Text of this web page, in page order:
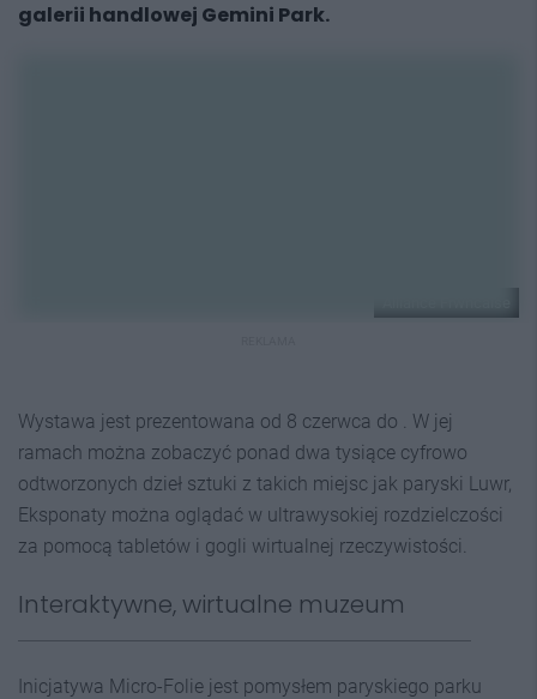
galerii handlowej Gemini Park.
Wystawa jest prezentowana od 8 czerwca do . W jej
ramach można zobaczyć ponad dwa tysiące cyfrowo
odtworzonych dzieł sztuki z takich miejsc jak paryski Luwr,
Eksponaty można oglądać w ultrawysokiej rozdzielczości
za pomocą tabletów i gogli wirtualnej rzeczywistości.
Interaktywne, wirtualne muzeum
Inicjatywa Micro-Folie jest pomysłem paryskiego parku